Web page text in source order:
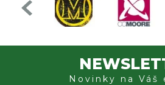
Novinky na Váš